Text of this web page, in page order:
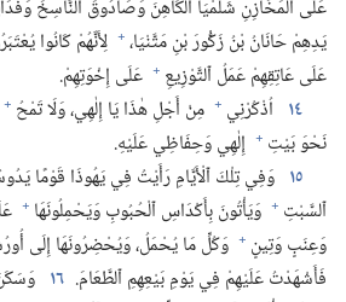
عَلَى ٱلْمَخَازِنِ شَلَمْيَا ٱلْكَاهِنَ وَصَادُوقَ ٱلنَّاسِخَ
يَدِهِمْ حَانَانُ بْنُ زَكُّورَ بْنِ مَتَّنْيَا،‏ + لِأَنَّهُمْ كَانُوا
عَلَى عَاتِقِهِمْ عَمَلُ ٱلتَّوْزِيعِ + عَلَى إِخْوَتِهِمْ.‏
١٤ اُذْكُرْنِي + مِنْ أَجْلِ هٰذَا يَا إِلٰهِي،‏ وَلَا تَمْحُ +
نَحْوَ بَيْتِ + إِلٰهِي وَحِفَاظِي عَلَيْهِ.‏
١٥ وَفِي تِلْكَ ٱلْأَيَّامِ رَأَيْتُ فِي يَهُوذَا قَوْمًا
ٱلسَّبْتِ + وَيَأْتُونَ بِأَكْدَاسِ ٱلْحُبُوبِ وَيَحْمِلُونَهَا +
وَعِنَبٍ وَتِينٍ + وَكُلِّ مَا يُحْمَلُ،‏ وَيُحْضِرُونَهَا إِلَى
فَأَشْهَدْتُ عَلَيْهِمْ فِي يَوْمِ بَيْعِهِمِ ٱلطَّعَامَ.‏ ١٦